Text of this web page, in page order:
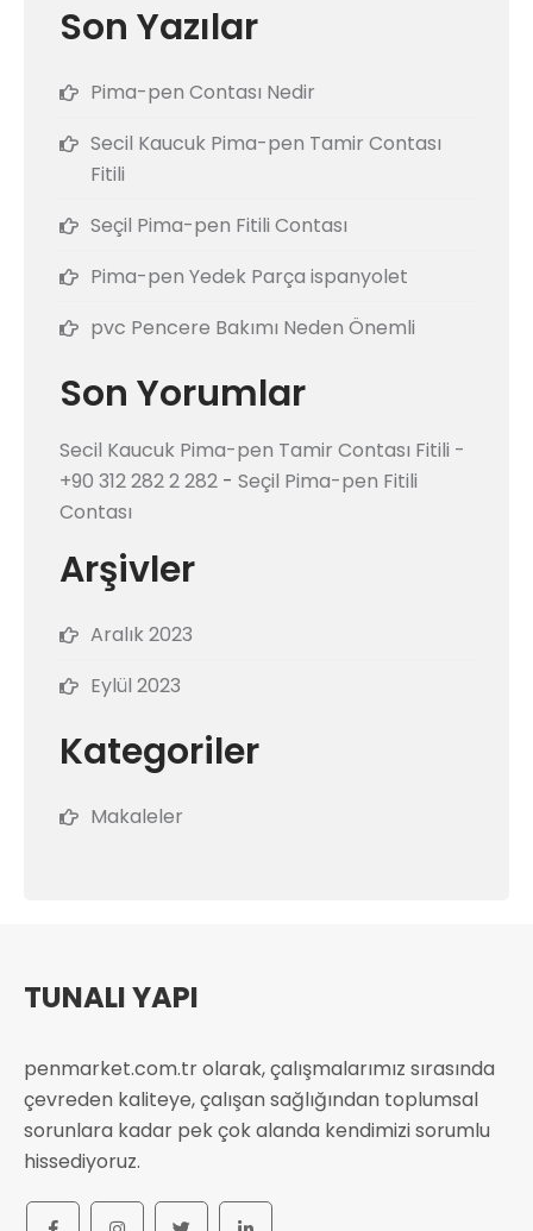
Son Yazılar
Pima-pen Contası Nedir
Secil Kaucuk Pima-pen Tamir Contası
Fitili
Seçil Pima-pen Fitili Contası
Pima-pen Yedek Parça ispanyolet
pvc Pencere Bakımı Neden Önemli
Son Yorumlar
Secil Kaucuk Pima-pen Tamir Contası Fitili -
+90 312 282 2 282 - Seçil Pima-pen Fitili
Contası
Arşivler
Aralık 2023
Eylül 2023
Kategoriler
Makaleler
TUNALI YAPI
penmarket.com.tr olarak, çalışmalarımız sırasında
çevreden kaliteye, çalışan sağlığından toplumsal
sorunlara kadar pek çok alanda kendimizi sorumlu
hissediyoruz.